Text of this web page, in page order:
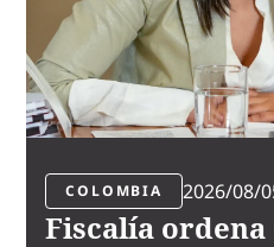
COLOMBIA 2026/08/
Fiscalía